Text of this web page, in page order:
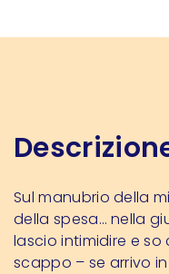
Sul manubrio della
della spesa… nella
lascio intimidire e so
scappo – se arrivo